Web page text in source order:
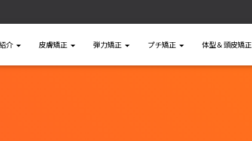
介 皮膚矯正 弾力矯正 プチ矯正 体型＆頭皮矯正